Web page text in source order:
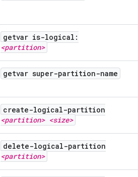
getvar is-logical:
<partition>
getvar super-partition-name
create-logical-partition
<partition> <size>
delete-logical-partition
<partition>